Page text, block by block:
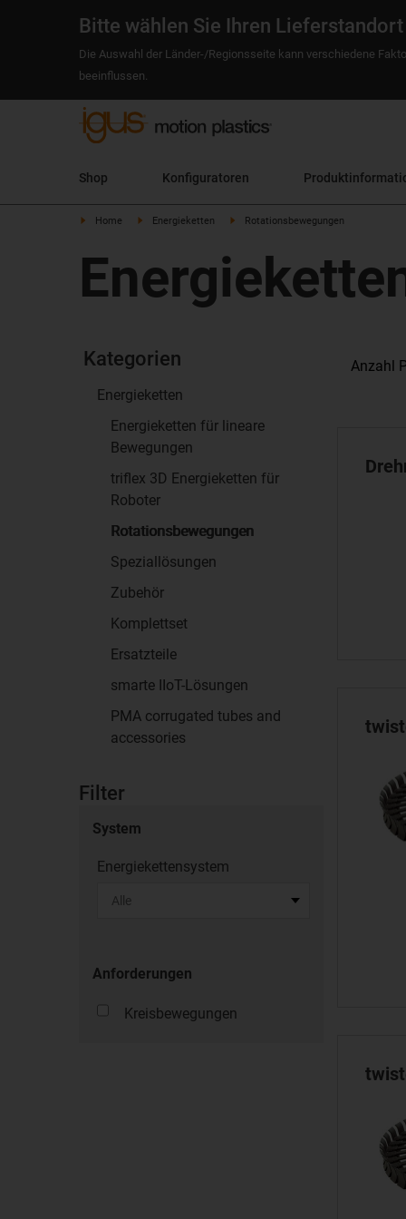
Bitte wählen Sie Ihren Lieferstandort
Die Auswahl der Länder-/Regionsseite kann verschiedene
beeinflussen.
Shop Konfiguratoren
Home Energieketten Rotationsbewegungen
Kategorien
Energieketten
Energieketten für lineare
Bewegungen
triflex 3D Energieketten für
Roboter
Rotationsbewegungen
Speziallösungen
Zubehör
Komplettset
Ersatzteile
smarte IIoT-Lösungen
PMA corrugated tubes and
accessories
Filter
System
Energiekettensystem
Anforderungen
Kreisbewegungen
Anzahl